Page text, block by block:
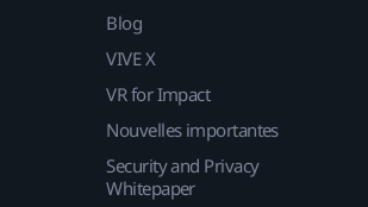
Blog
VIVE X
VR for Impact
Nouvelles importantes
Security and Privacy
Whitepaper